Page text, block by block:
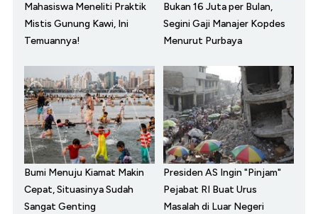
Mahasiswa Meneliti Praktik
Mistis Gunung Kawi, Ini
Temuannya!
Bukan 16 Juta per Bulan,
Segini Gaji Manajer Kopdes
Menurut Purbaya
Bumi Menuju Kiamat Makin
Cepat, Situasinya Sudah
Sangat Genting
Presiden AS Ingin "Pinjam"
Pejabat RI Buat Urus
Masalah di Luar Negeri